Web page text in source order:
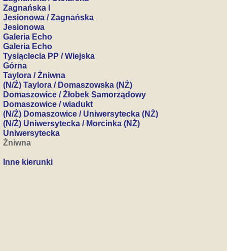
Zagnańska I
Jesionowa / Zagnańska
Jesionowa
Galeria Echo
Galeria Echo
Tysiąclecia PP / Wiejska
Górna
Taylora / Żniwna
(N/Ż) Taylora / Domaszowska (NŻ)
Domaszowice / Żłobek Samorządowy
Domaszowice / wiadukt
(N/Ż) Domaszowice / Uniwersytecka (NŻ)
(N/Ż) Uniwersytecka / Morcinka (NŻ)
Uniwersytecka
Żniwna
Inne kierunki